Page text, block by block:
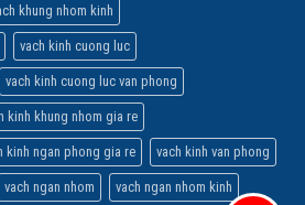
khung nhom kinh
vach kinh cuong luc
vach kinh cuong luc van phong
kinh khung nhom gia re
kinh ngan phong gia re vach kinh van phong
vach ngan nhom vach ngan nhom kinh